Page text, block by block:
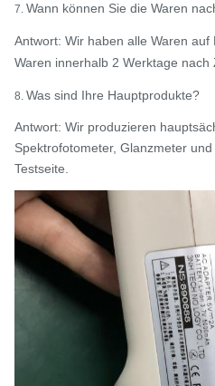
7. Wann können Sie die Waren
Antwort: Wir haben alle Waren
Waren innerhalb 2 Werktage nach
8. Was sind Ihre Hauptprodukte?
Antwort: Wir produzieren
Spektrofotometer, Glanzmeter
Testseite.